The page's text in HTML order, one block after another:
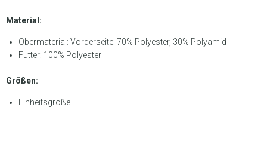
Material:
Obermaterial: Vorderseite: 70% Polyester, 30% Polyamid
Futter: 100% Polyester
Größen:
Einheitsgröße